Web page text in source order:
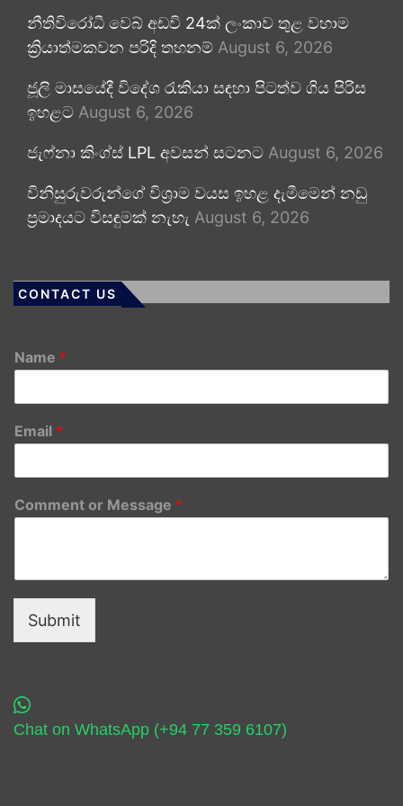
නීතිවිරෝධී වෙබ් අඩවි 24ක් ලංකාව තුළ වහාම
ක්‍රියාත්මකවන පරිදි තහනම් August 6, 2026
ජූලි මාසයේදී විදේශ රැකියා සඳහා පිටත්ව ගිය පිරිස
ඉහළට August 6, 2026
ජැෆ්නා කිංග්ස් LPL අවසන් සටනට August 6, 2026
විනිසුරුවරුන්ගේ විශ්‍රාම වයස ඉහළ දැමීමෙන් නඩු
ප්‍රමාදයට විසඳුමක් නැහැ August 6, 2026
CONTACT US
Name *
Email *
Comment or Message *
Submit
Chat on WhatsApp (+94 77 359 6107)